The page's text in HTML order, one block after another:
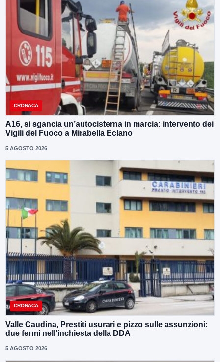
CRONACA
A16, si sgancia un’autocisterna in marcia: intervento dei
Vigili del Fuoco a Mirabella Eclano
5 AGOSTO 2026
CRONACA
Valle Caudina, Prestiti usurari e pizzo sulle assunzioni:
due fermi nell’inchiesta della DDA
5 AGOSTO 2026